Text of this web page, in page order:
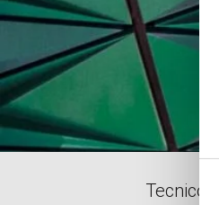
del
Tecnico